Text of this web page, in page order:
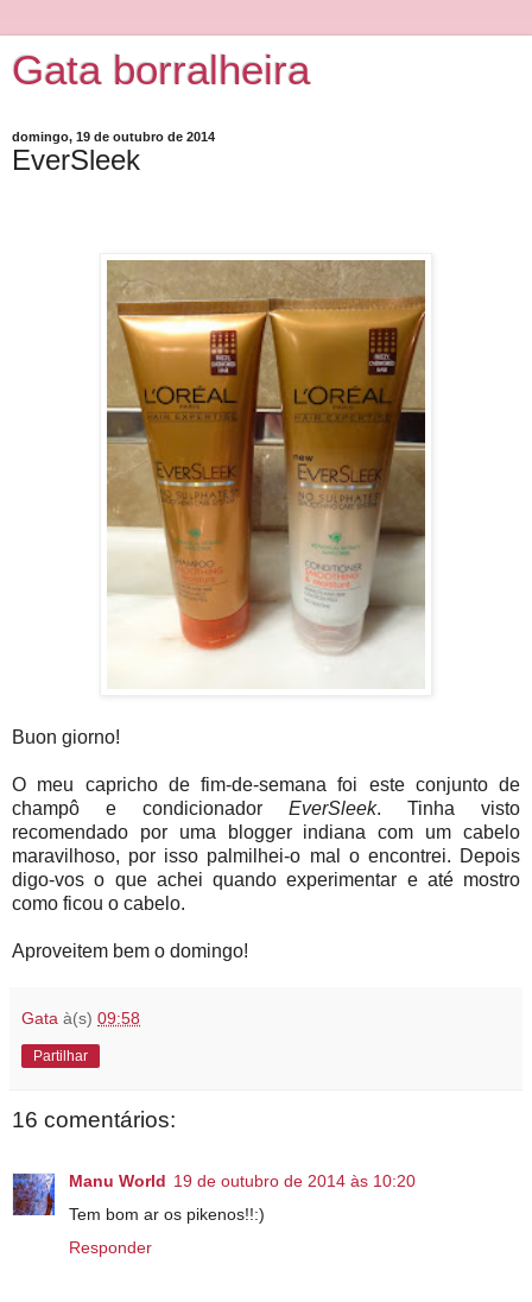
Gata borralheira
domingo, 19 de outubro de 2014
EverSleek
Buon giorno!
O meu capricho de fim-de-semana foi este conjunto de
champô e condicionador EverSleek. Tinha visto
recomendado por uma blogger indiana com um cabelo
maravilhoso, por isso palmilhei-o mal o encontrei. Depois
digo-vos o que achei quando experimentar e até mostro
como ficou o cabelo.
Aproveitem bem o domingo!
Gata à(s) 09:58
Partilhar
16 comentários:
Manu World 19 de outubro de 2014 às 10:20
Tem bom ar os pikenos!!:)
Responder